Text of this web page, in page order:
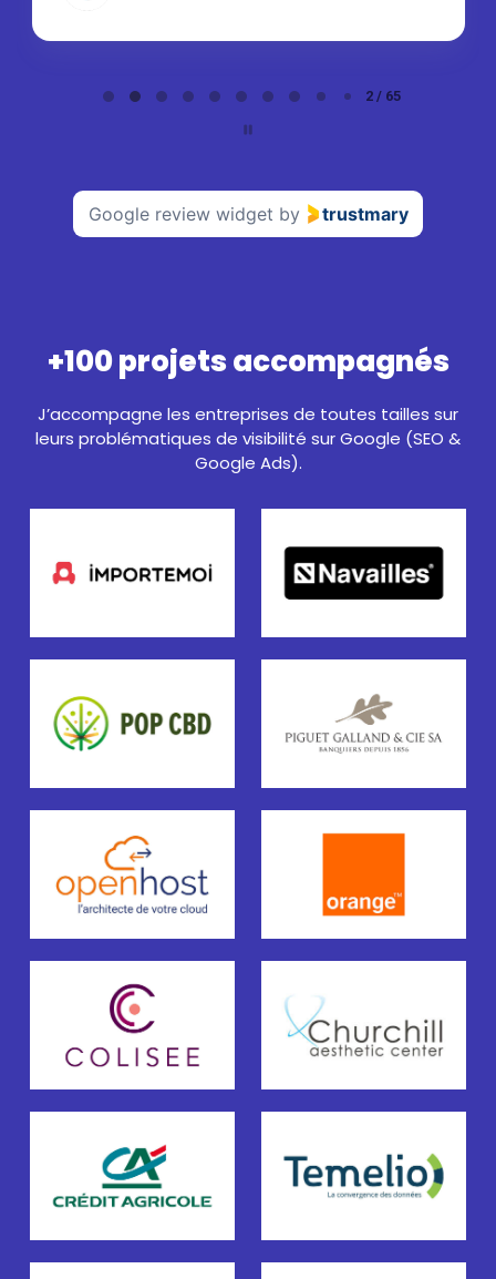
2 / 65
Google review widget by trustmary
+100 projets accompagnés
J’accompagne les entreprises de toutes tailles sur
leurs problématiques de visibilité sur Google (SEO &
Google Ads).